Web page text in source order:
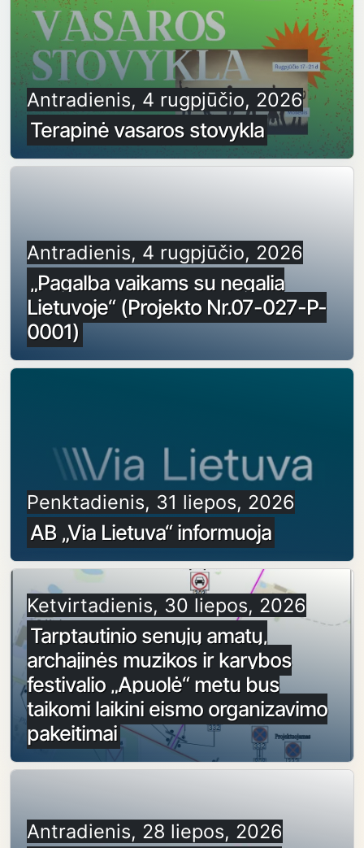
Antradienis, 4 rugpjūčio, 2026
Terapinė vasaros stovykla
Antradienis, 4 rugpjūčio, 2026
„Pagalba vaikams su negalia
Lietuvoje“ (Projekto Nr.07-027-P-
0001)
Penktadienis, 31 liepos, 2026
AB „Via Lietuva“ informuoja
Ketvirtadienis, 30 liepos, 2026
Tarptautinio senųjų amatų,
archajinės muzikos ir karybos
festivalio „Apuolė“ metu bus
taikomi laikini eismo organizavimo
pakeitimai
Antradienis, 28 liepos, 2026